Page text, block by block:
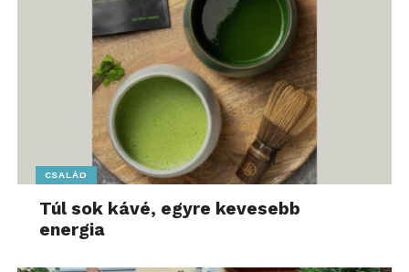
CSALÁD
Túl sok kávé, egyre kevesebb
energia